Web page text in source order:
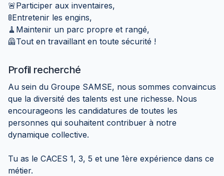
🚨Participer aux inventaires,
🚦Entretenir les engins,
🧹Maintenir un parc propre et rangé,
🦺Tout en travaillant en toute sécurité !
Profil recherché
Au sein du Groupe SAMSE, nous sommes convaincus
que la diversité des talents est une richesse. Nous
encourageons les candidatures de toutes les
personnes qui souhaitent contribuer à notre
dynamique collective.
Tu as le CACES 1, 3, 5 et une 1ère expérience dans ce
métier.